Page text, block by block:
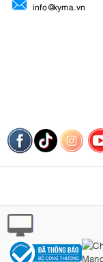
info@kyma.vn